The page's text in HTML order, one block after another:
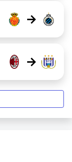
→
→